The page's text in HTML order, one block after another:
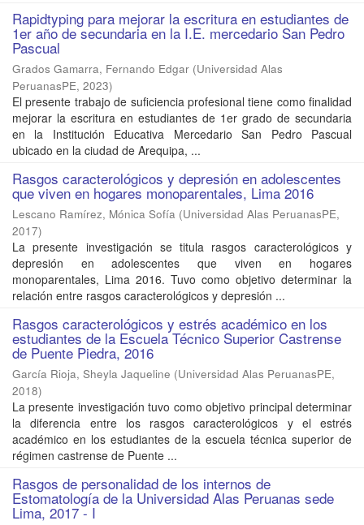
Rapidtyping para mejorar la escritura en estudiantes de
1er año de secundaria en la I.E. mercedario San Pedro
Pascual
Grados Gamarra, Fernando Edgar (Universidad Alas
PeruanasPE, 2023)
El presente trabajo de suficiencia profesional tiene como finalidad
mejorar la escritura en estudiantes de 1er grado de secundaria
en la Institución Educativa Mercedario San Pedro Pascual
ubicado en la ciudad de Arequipa, ...
Rasgos caracterológicos y depresión en adolescentes
que viven en hogares monoparentales, Lima 2016
Lescano Ramírez, Mónica Sofía (Universidad Alas PeruanasPE,
2017)
La presente investigación se titula rasgos caracterológicos y
depresión en adolescentes que viven en hogares
monoparentales, Lima 2016. Tuvo como objetivo determinar la
relación entre rasgos caracterológicos y depresión ...
Rasgos caracterológicos y estrés académico en los
estudiantes de la Escuela Técnico Superior Castrense
de Puente Piedra, 2016
García Rioja, Sheyla Jaqueline (Universidad Alas PeruanasPE,
2018)
La presente investigación tuvo como objetivo principal determinar
la diferencia entre los rasgos caracterológicos y el estrés
académico en los estudiantes de la escuela técnica superior de
régimen castrense de Puente ...
Rasgos de personalidad de los internos de
Estomatología de la Universidad Alas Peruanas sede
Lima, 2017 - I